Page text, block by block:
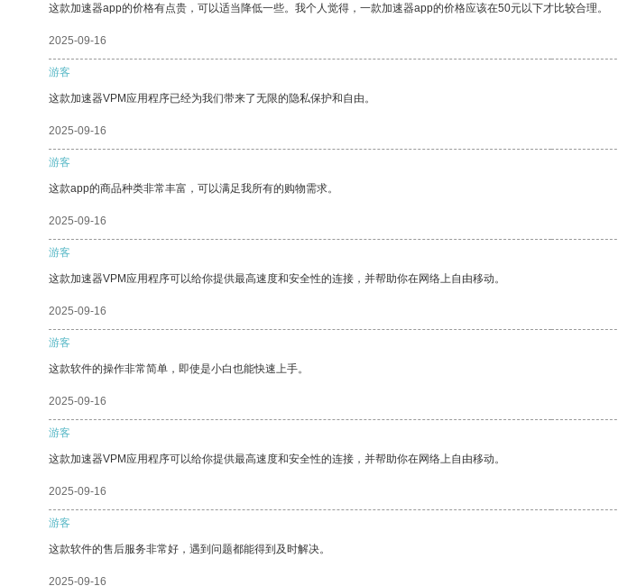
这款加速器app的价格有点贵，可以适当降低一些。我个人觉得，一款加速器app的价格应该在50元以下才比较合理。
2025-09-16
游客
这款加速器VPM应用程序已经为我们带来了无限的隐私保护和自由。
2025-09-16
游客
这款app的商品种类非常丰富，可以满足我所有的购物需求。
2025-09-16
游客
这款加速器VPM应用程序可以给你提供最高速度和安全性的连接，并帮助你在网络上自由移动。
2025-09-16
游客
这款软件的操作非常简单，即使是小白也能快速上手。
2025-09-16
游客
这款加速器VPM应用程序可以给你提供最高速度和安全性的连接，并帮助你在网络上自由移动。
2025-09-16
游客
这款软件的售后服务非常好，遇到问题都能得到及时解决。
2025-09-16